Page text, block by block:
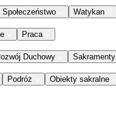
Społeczeństwo Watykan
Praca
Duchowy Sakramenty
Podróż Obiekty sakralne